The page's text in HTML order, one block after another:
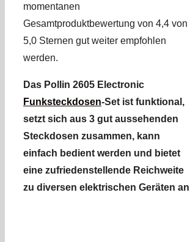
momentanen
Gesamtproduktbewertung von 4,4 von
5,0 Sternen gut weiter empfohlen
werden.
Das Pollin 2605 Electronic
Funksteckdosen-Set ist funktional,
setzt sich aus 3 gut aussehenden
Steckdosen zusammen, kann
einfach bedient werden und bietet
eine zufriedenstellende Reichweite
zu diversen elektrischen Geräten